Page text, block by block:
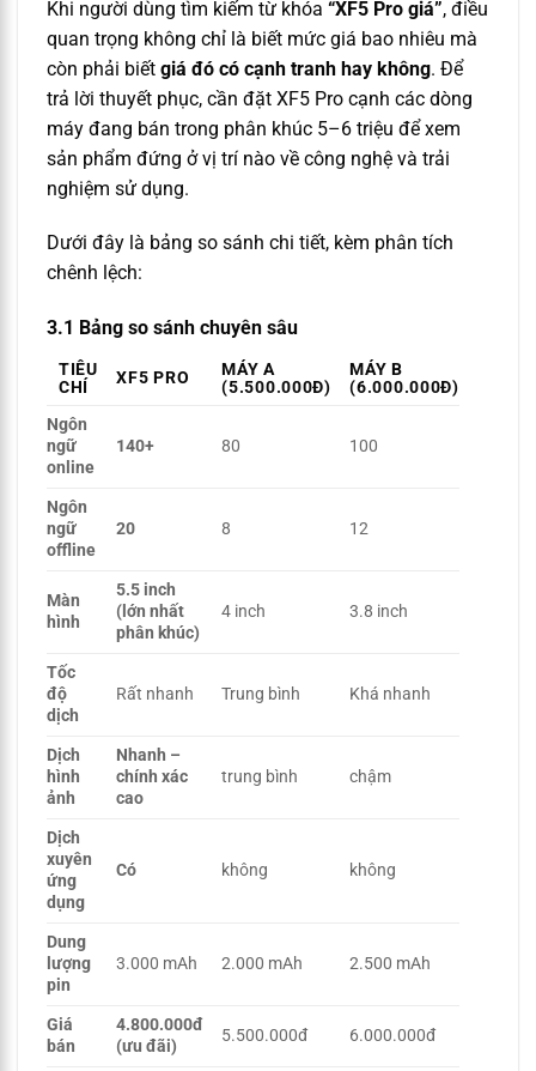
Khi người dùng tìm kiếm từ khóa “XF5 Pro giá”, điều
quan trọng không chỉ là biết mức giá bao nhiêu mà
còn phải biết giá đó có cạnh tranh hay không. Để
trả lời thuyết phục, cần đặt XF5 Pro cạnh các dòng
máy đang bán trong phân khúc 5–6 triệu để xem
sản phẩm đứng ở vị trí nào về công nghệ và trải
nghiệm sử dụng.
Dưới đây là bảng so sánh chi tiết, kèm phân tích
chênh lệch:
3.1 Bảng so sánh chuyên sâu
TIÊU
CHÍ
XF5 PRO
MÁY A
(5.500.000Đ)
MÁY B
(6.000.000Đ)
Ngôn
ngữ
online
140+ 80 100
Ngôn
ngữ
offline
20 8 12
Màn
hình
5.5 inch
(lớn nhất
phân khúc)
4 inch 3.8 inch
Tốc
độ
dịch
Rất nhanh Trung bình Khá nhanh
Dịch
hình
ảnh
Nhanh –
chính xác
cao
trung bình chậm
Dịch
xuyên
ứng
dụng
Có không không
Dung
lượng
pin
3.000 mAh 2.000 mAh 2.500 mAh
Giá
bán
4.800.000đ
(ưu đãi)
5.500.000đ 6.000.000đ